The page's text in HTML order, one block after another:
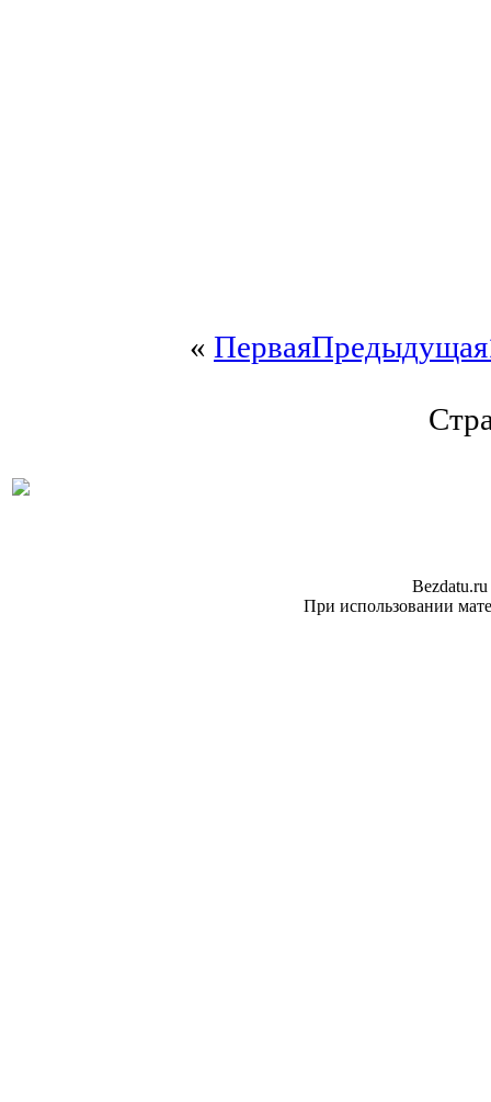
« ПерваяПредыдущая
При использовании